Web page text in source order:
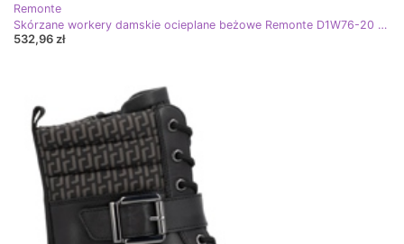
Remonte
Skórzane workery damskie ocieplane beżowe Remonte D1W76-20 beżowy
532,96 zł